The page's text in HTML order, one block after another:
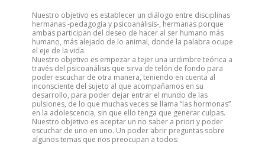
Nuestro objetivo es establecer un diálogo entre disciplinas
hermanas -pedagogía y psicoanálisis-, hermanas porque
ambas participan del deseo de hacer al ser humano más
humano, más alejado de lo animal, donde la palabra ocupe
el eje de la vida.
Nuestro objetivo es empezar a tejer una urdimbre teórica a
través del psicoanálisis que sirva de telón de fondo para
poder escuchar de otra manera, teniendo en cuenta al
inconsciente del sujeto al que acompañamos en su
desarrollo, para poder dejar entrar el mundo de las
pulsiones, de lo que muchas veces se llama “las hormonas”
en la adolescencia, sin que ello tenga que generar culpas.
Nuestro objetivo es aceptar un no saber a priori y poder
escuchar de uno en uno. Un poder abrir preguntas sobre
algunos temas que nos preocupan a todos: